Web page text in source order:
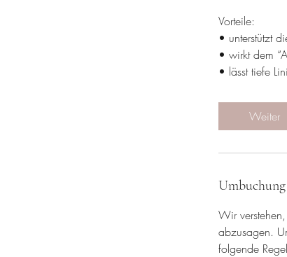
Vorteile:
• unterstützt
• wirkt dem
• lässt tiefe
Weiter
Wir
abzusagen.
folgende